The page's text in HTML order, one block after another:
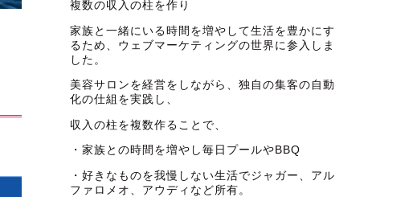
複数の収入の柱を作り
家族と一緒にいる時間を増やして生活を豊かにす
るため、ウェブマーケティングの世界に参入しま
した。
美容サロンを経営をしながら、独自の集客の自動
化の仕組を実践し、
収入の柱を複数作ることで、
・家族との時間を増やし毎日プールやBBQ
・好きなものを我慢しない生活でジャガー、アル
ファロメオ、アウディなど所有。